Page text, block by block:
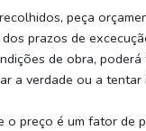
peça
prazos de
de obra, poderá
a verdade ou a tentar
o preço é um fator de